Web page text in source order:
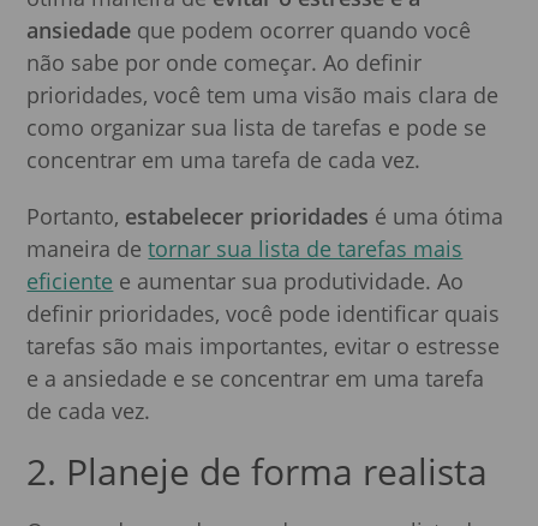
ansiedade que podem ocorrer quando você
não sabe por onde começar. Ao definir
prioridades, você tem uma visão mais clara de
como organizar sua lista de tarefas e pode se
concentrar em uma tarefa de cada vez.
Portanto, estabelecer prioridades é uma ótima
maneira detornar sua lista de tarefas mais
eficiente e aumentar sua produtividade. Ao
definir prioridades, você pode identificar quais
tarefas são mais importantes, evitar o estresse
e a ansiedade e se concentrar em uma tarefa
de cada vez.
2. Planeje de forma realista